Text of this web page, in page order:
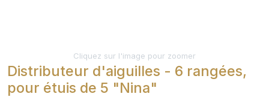
Cliquez sur l'image pour zoomer
Distributeur d'aiguilles - 6 rangées,
pour étuis de 5 "Nina"